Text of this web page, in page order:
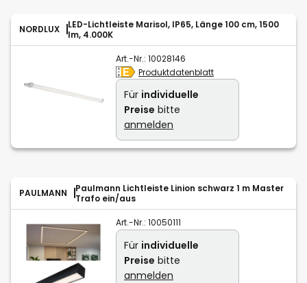
NORDLUX
LED-Lichtleiste Marisol, IP65, Länge 100 cm, 1500
lm, 4.000K
Art.-Nr.: 10028146
Produktdatenblatt
Für individuelle
Preise bitte
anmelden
PAULMANN
Paulmann Lichtleiste Linion schwarz 1 m Master
Trafo ein/aus
Art.-Nr.: 10050111
Für individuelle
Preise bitte
anmelden